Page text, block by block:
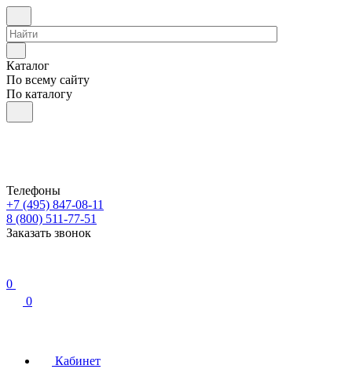
Каталог
По всему сайту
По каталогу
Телефоны
+7 (495) 847-08-11
8 (800) 511-77-51
Заказать звонок
0
0
Кабинет